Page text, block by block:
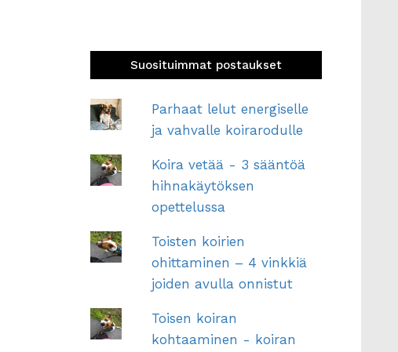
Suosituimmat postaukset
Parhaat lelut energiselle
ja vahvalle koirarodulle
Koira vetää - 3 sääntöä
hihnakäytöksen
opettelussa
Toisten koirien
ohittaminen – 4 vinkkiä
joiden avulla onnistut
Toisen koiran
kohtaaminen - koiran